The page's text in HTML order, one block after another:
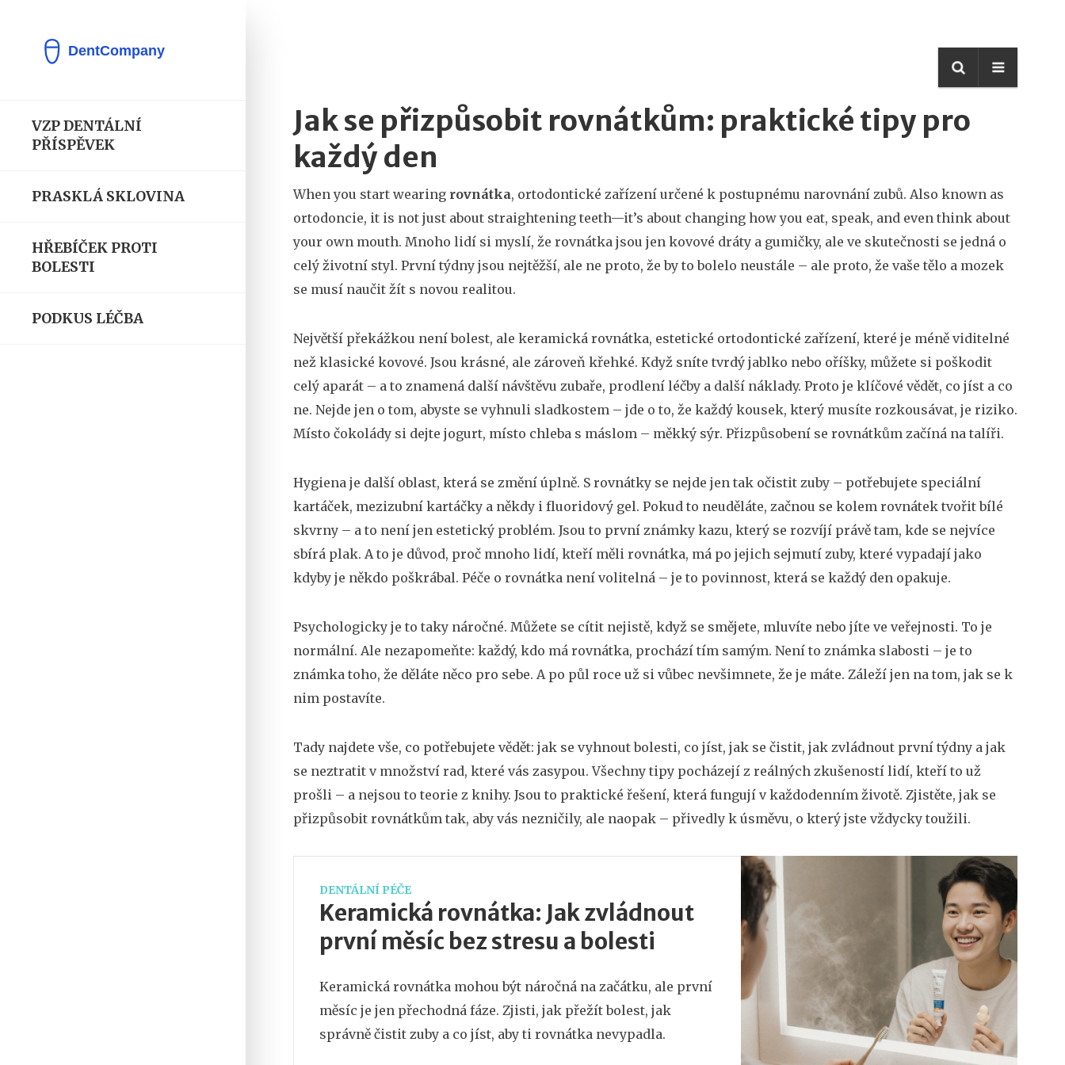
VZP DENTÁLNÍ
PŘÍSPĚVEK
PRASKLÁ SKLOVINA
HŘEBÍČEK PROTI
BOLESTI
PODKUS LÉČBA
Jak se přizpůsobit rovnátkům: praktické tipy pro
každý den
When you start wearing rovnátka, ortodontické zařízení určené k postupnému narovnání zubů. Also known as
ortodoncie, it is not just about straightening teeth—it’s about changing how you eat, speak, and even think about
your own mouth. Mnoho lidí si myslí, že rovnátka jsou jen kovové dráty a gumičky, ale ve skutečnosti se jedná o
celý životní styl. První týdny jsou nejtěžší, ale ne proto, že by to bolelo neustále – ale proto, že vaše tělo a mozek
se musí naučit žít s novou realitou.
Největší překážkou není bolest, ale keramická rovnátka, estetické ortodontické zařízení, které je méně viditelné
než klasické kovové. Jsou krásné, ale zároveň křehké. Když sníte tvrdý jablko nebo oříšky, můžete si poškodit
celý aparát – a to znamená další návštěvu zubaře, prodlení léčby a další náklady. Proto je klíčové vědět, co jíst a co
ne. Nejde jen o tom, abyste se vyhnuli sladkostem – jde o to, že každý kousek, který musíte rozkousávat, je riziko.
Místo čokolády si dejte jogurt, místo chleba s máslom – měkký sýr. Přizpůsobení se rovnátkům začíná na talíři.
Hygiena je další oblast, která se změní úplně. S rovnátky se nejde jen tak očistit zuby – potřebujete speciální
kartáček, mezizubní kartáčky a někdy i fluoridový gel. Pokud to neuděláte, začnou se kolem rovnátek tvořit bílé
skvrny – a to není jen estetický problém. Jsou to první známky kazu, který se rozvíjí právě tam, kde se nejvíce
sbírá plak. A to je důvod, proč mnoho lidí, kteří měli rovnátka, má po jejich sejmutí zuby, které vypadají jako
kdyby je někdo poškrábal. Péče o rovnátka není volitelná – je to povinnost, která se každý den opakuje.
Psychologicky je to taky náročné. Můžete se cítit nejistě, když se smějete, mluvíte nebo jíte ve veřejnosti. To je
normální. Ale nezapomeňte: každý, kdo má rovnátka, prochází tím samým. Není to známka slabosti – je to
známka toho, že děláte něco pro sebe. A po půl roce už si vůbec nevšimnete, že je máte. Záleží jen na tom, jak se k
nim postavíte.
Tady najdete vše, co potřebujete vědět: jak se vyhnout bolesti, co jíst, jak se čistit, jak zvládnout první týdny a jak
se neztratit v množství rad, které vás zasypou. Všechny tipy pocházejí z reálných zkušeností lidí, kteří to už
prošli – a nejsou to teorie z knihy. Jsou to praktické řešení, která fungují v každodenním životě. Zjistěte, jak se
přizpůsobit rovnátkům tak, aby vás nezničily, ale naopak – přivedly k úsměvu, o který jste vždycky toužili.
DENTÁLNÍ PÉČE
Keramická rovnátka: Jak zvládnout
první měsíc bez stresu a bolesti
Keramická rovnátka mohou být náročná na začátku, ale první
měsíc je jen přechodná fáze. Zjisti, jak přežít bolest, jak
správně čistit zuby a co jíst, aby ti rovnátka nevypadla.